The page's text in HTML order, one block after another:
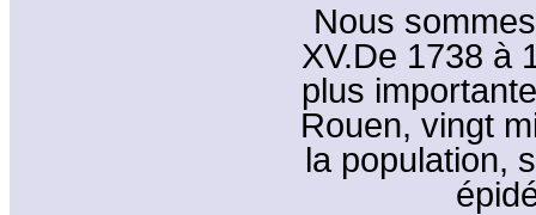
Nous
XV.De 1738 à
plus
Rouen, vingt
la population,